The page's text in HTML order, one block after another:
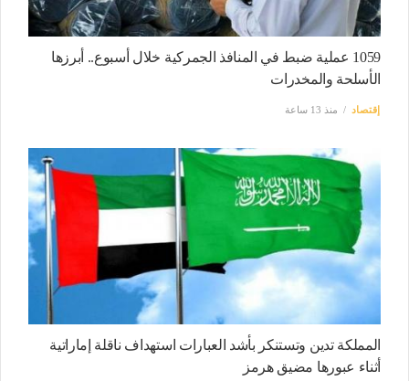
1059 عملية ضبط في المنافذ الجمركية خلال أسبوع.. أبرزها
الأسلحة والمخدرات
إقتصاد منذ 13 ساعة
المملكة تدين وتستنكر بأشد العبارات استهداف ناقلة إماراتية
أثناء عبورها مضيق هرمز